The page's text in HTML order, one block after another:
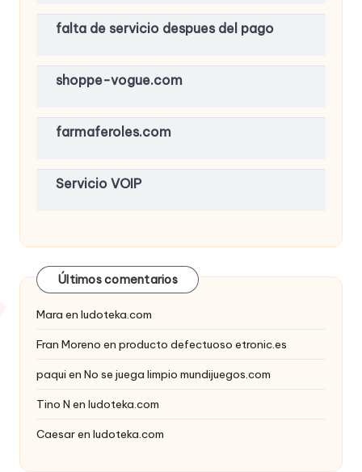
falta de servicio despues del pago
shoppe-vogue.com
farmaferoles.com
Servicio VOIP
Últimos comentarios
Mara en ludoteka.com
Fran Moreno en producto defectuoso etronic.es
paqui en No se juega limpio mundijuegos.com
Tino N en ludoteka.com
Caesaren ludoteka.com